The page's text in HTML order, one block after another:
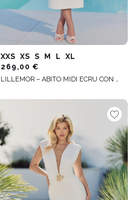
XXS XS S M L
XL
269,00 €
LILLEMOR – ABITO MIDI ECRU CON SPILLA IN PIUME